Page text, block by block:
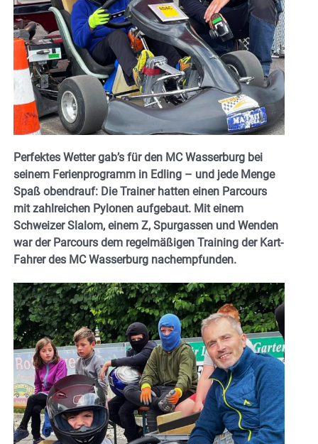
Perfektes Wetter gab’s für den MC Wasserburg bei
seinem Ferienprogramm in Edling – und jede Menge
Spaß obendrauf: Die Trainer hatten einen Parcours
mit zahlreichen Pylonen aufgebaut. Mit einem
Schweizer Slalom, einem Z, Spurgassen und Wenden
war der Parcours dem regelmäßigen Training der Kart-
Fahrer des MC Wasserburg nachempfunden.